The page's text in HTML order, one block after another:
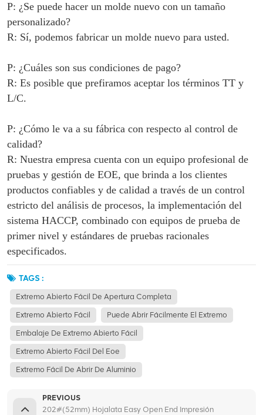
P: ¿Se puede hacer un molde nuevo con un tamaño
personalizado?
R: Sí, podemos fabricar un molde nuevo para usted.
P: ¿Cuáles son sus condiciones de pago?
R: Es posible que prefiramos aceptar los términos TT y
L/C.
P: ¿Cómo le va a su fábrica con respecto al control de
calidad?
R: Nuestra empresa cuenta con un equipo profesional de
pruebas y gestión de EOE, que brinda a los clientes
productos confiables y de calidad a través de un control
estricto del análisis de procesos, la implementación del
sistema HACCP, combinado con equipos de prueba de
primer nivel y estándares de pruebas racionales
especificados.
TAGS :
Extremo Abierto Fácil De Apertura Completa
Extremo Abierto Fácil Puede Abrir Fácilmente El Extremo
Embalaje De Extremo Abierto Fácil
Extremo Abierto Fácil Del Eoe
Extremo Fácil De Abrir De Aluminio
PREVIOUS
202#(52mm) Hojalata Easy Open End Impresión